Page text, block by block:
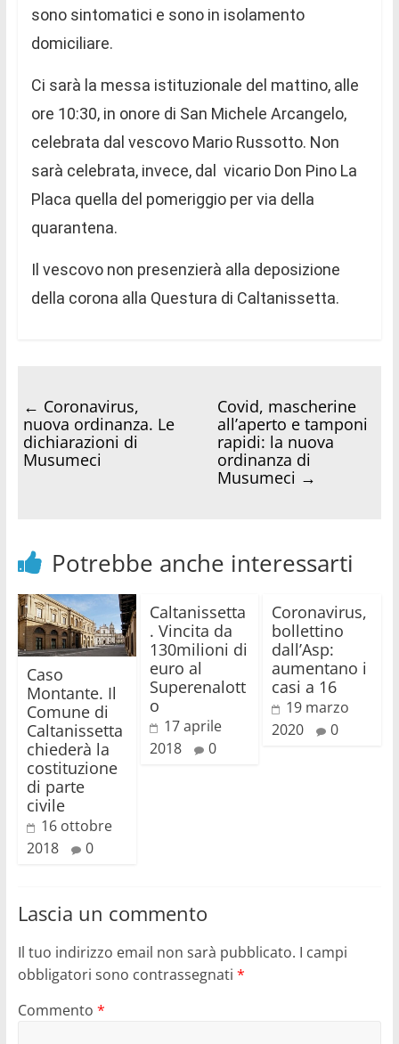
sono sintomatici e sono in isolamento
domiciliare.
Ci sarà la messa istituzionale del mattino, alle
ore 10:30, in onore di San Michele Arcangelo,
celebrata dal vescovo Mario Russotto. Non
sarà celebrata, invece, dal vicario Don Pino La
Placa quella del pomeriggio per via della
quarantena.
Il vescovo non presenzierà alla deposizione
della corona alla Questura di Caltanissetta.
← Coronavirus,
nuova ordinanza. Le
dichiarazioni di
Musumeci
Covid, mascherine
all’aperto e tamponi
rapidi: la nuova
ordinanza di
Musumeci →
Potrebbe anche interessarti
Caso
Montante. Il
Comune di
Caltanissetta
chiederà la
costituzione
di parte
civile
16 ottobre
2018
0
Caltanissetta
. Vincita da
130milioni di
euro al
Superenalott
o
17 aprile
2018
0
Coronavirus,
bollettino
dall’Asp:
aumentano i
casi a 16
19 marzo
2020
0
Lascia un commento
Il tuo indirizzo email non sarà pubblicato. I campi
obbligatori sono contrassegnati *
Commento *